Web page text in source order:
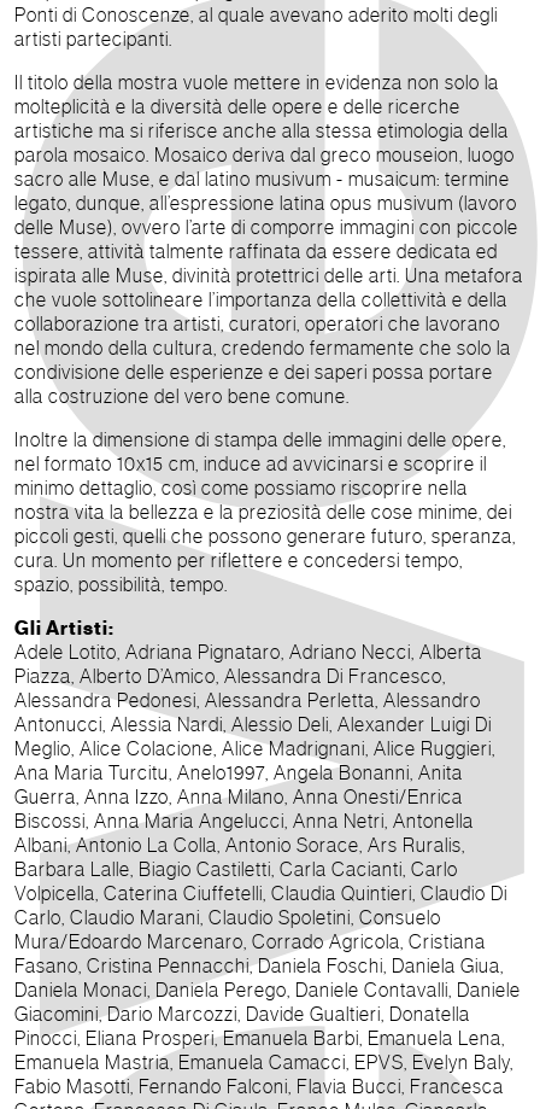
Ponti di Conoscenze, al quale avevano aderito molti degli
artisti partecipanti.
Il titolo della mostra vuole mettere in evidenza non solo la
molteplicità e la diversità delle opere e delle ricerche
artistiche ma si riferisce anche alla stessa etimologia della
parola mosaico. Mosaico deriva dal greco mouseion, luogo
sacro alle Muse, e dal latino musivum - musaicum: termine
legato, dunque, all’espressione latina opus musivum (lavoro
delle Muse), ovvero l’arte di comporre immagini con piccole
tessere, attività talmente raffinata da essere dedicata ed
ispirata alle Muse, divinità protettrici delle arti. Una metafora
che vuole sottolineare l’importanza della collettività e della
collaborazione tra artisti, curatori, operatori che lavorano
nel mondo della cultura, credendo fermamente che solo la
condivisione delle esperienze e dei saperi possa portare
alla costruzione del vero bene comune.
Inoltre la dimensione di stampa delle immagini delle opere,
nel formato 10x15 cm, induce ad avvicinarsi e scoprire il
minimo dettaglio, così come possiamo riscoprire nella
nostra vita la bellezza e la preziosità delle cose minime, dei
piccoli gesti, quelli che possono generare futuro, speranza,
cura. Un momento per riflettere e concedersi tempo,
spazio, possibilità, tempo.
Gli Artisti:
Adele Lotito, Adriana Pignataro, Adriano Necci, Alberta
Piazza, Alberto D’Amico, Alessandra Di Francesco,
Alessandra Pedonesi, Alessandra Perletta, Alessandro
Antonucci, Alessia Nardi, Alessio Deli, Alexander Luigi Di
Meglio, Alice Colacione, Alice Madrignani, Alice Ruggieri,
Ana Maria Turcitu, Anelo1997, Angela Bonanni, Anita
Guerra, Anna Izzo, Anna Milano, Anna Onesti/Enrica
Biscossi, Anna Maria Angelucci, Anna Netri, Antonella
Albani, Antonio La Colla, Antonio Sorace, Ars Ruralis,
Barbara Lalle, Biagio Castiletti, Carla Cacianti, Carlo
Volpicella, Caterina Ciuffetelli, Claudia Quintieri, Claudio Di
Carlo, Claudio Marani, Claudio Spoletini, Consuelo
Mura/Edoardo Marcenaro, Corrado Agricola, Cristiana
Fasano, Cristina Pennacchi, Daniela Foschi, Daniela Giua,
Daniela Monaci, Daniela Perego, Daniele Contavalli, Daniele
Giacomini, Dario Marcozzi, Davide Gualtieri, Donatella
Pinocci, Eliana Prosperi, Emanuela Barbi, Emanuela Lena,
Emanuela Mastria, Emanuela Camacci, EPVS, Evelyn Baly,
Fabio Masotti, Fernando Falconi, Flavia Bucci, Francesca